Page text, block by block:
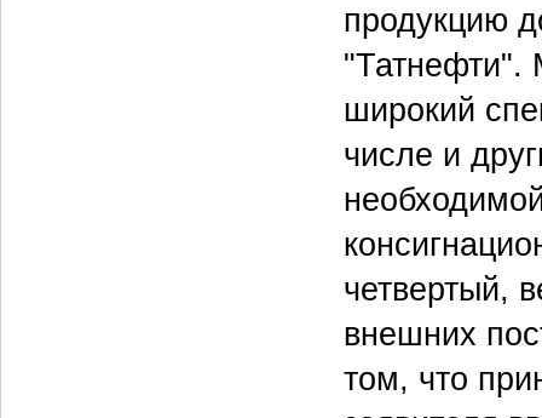
продукцию
"Татнефти".
широкий
числе и
четвертый,
внешних
том, что